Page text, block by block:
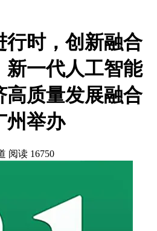
行时，创新融合
新一代人工智能
高质量发展融合
州举办
阅读 16750